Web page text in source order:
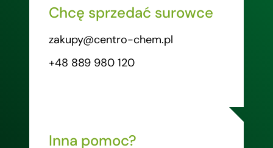
Chcę sprzedać surowce
zakupy@centro-chem.pl
+48 889 980 120
Inna pomoc?